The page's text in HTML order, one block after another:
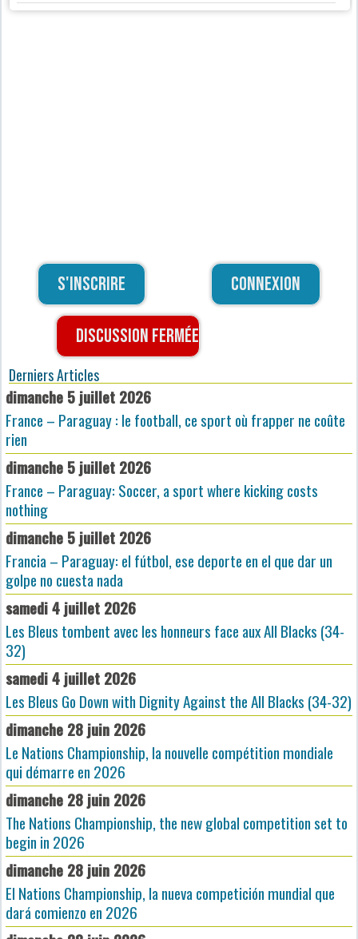
S'inscrire Connexion
Discussion fermée
Derniers Articles
dimanche 5 juillet 2026
France – Paraguay : le football, ce sport où frapper ne coûte
rien
dimanche 5 juillet 2026
France – Paraguay: Soccer, a sport where kicking costs
nothing
dimanche 5 juillet 2026
Francia – Paraguay: el fútbol, ese deporte en el que dar un
golpe no cuesta nada
samedi 4 juillet 2026
Les Bleus tombent avec les honneurs face aux All Blacks (34-
32)
samedi 4 juillet 2026
Les Bleus Go Down with Dignity Against the All Blacks (34-32)
dimanche 28 juin 2026
Le Nations Championship, la nouvelle compétition mondiale
qui démarre en 2026
dimanche 28 juin 2026
The Nations Championship, the new global competition set to
begin in 2026
dimanche 28 juin 2026
El Nations Championship, la nueva competición mundial que
dará comienzo en 2026